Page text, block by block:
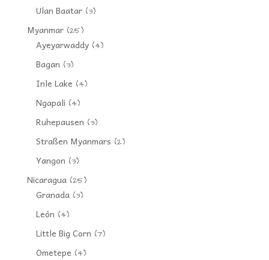
Ulan Baatar(3)
Myanmar(25)
Ayeyarwaddy(4)
Bagan (3)
Inle Lake (4)
Ngapali (4)
Ruhepausen (3)
Straßen Myanmars (2)
Yangon (3)
Nicaragua(25)
Granada(3)
León (4)
Little Big Corn (7)
Ometepe (4)